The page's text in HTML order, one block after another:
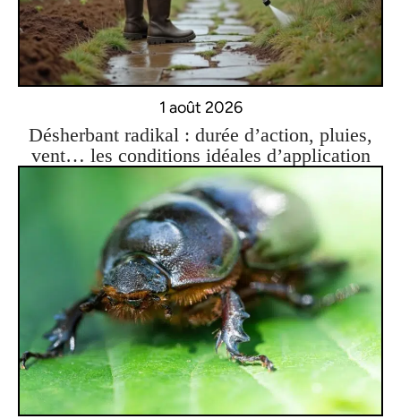
1 août 2026
Désherbant radikal : durée d’action, pluies,
vent… les conditions idéales d’application